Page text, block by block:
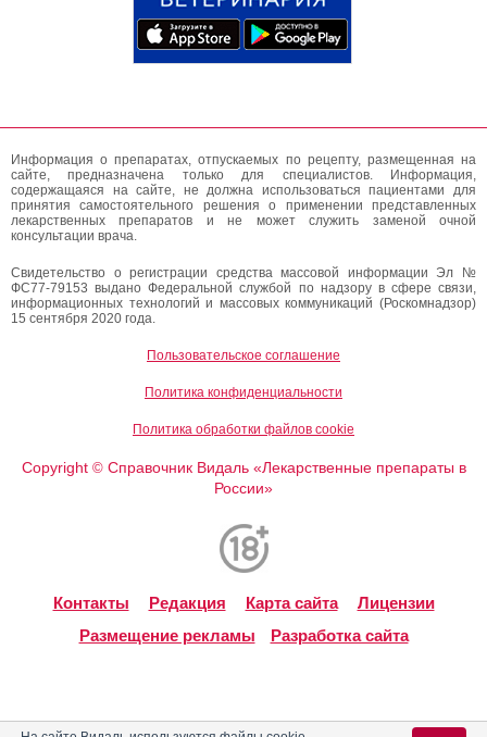
Информация о препаратах, отпускаемых по рецепту, размещенная на
сайте, предназначена только для специалистов. Информация,
содержащаяся на сайте, не должна использоваться пациентами для
принятия самостоятельного решения о применении представленных
лекарственных препаратов и не может служить заменой очной
консультации врача.
Свидетельство о регистрации средства массовой информации Эл №
ФС77-79153 выдано Федеральной службой по надзору в сфере связи,
информационных технологий и массовых коммуникаций (Роскомнадзор)
15 сентября 2020 года.
Пользовательское соглашение
Политика конфиденциальности
Политика обработки файлов cookie
Copyright ©Справочник Видаль «Лекарственные препараты в
России»
Контакты Редакция Карта сайта
Лицензии
Размещение рекламы
Разработка сайта